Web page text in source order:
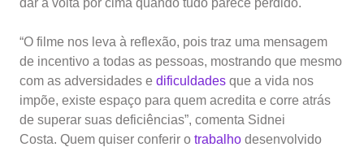
dar a volta por cima quando tudo parece perdido.
“O filme nos leva à reflexão, pois traz uma mensagem
de incentivo a todas as pessoas, mostrando que mesmo
com as adversidades e dificuldades que a vida nos
impõe, existe espaço para quem acredita e corre atrás
de superar suas deficiências”, comenta Sidnei
Costa. Quem quiser conferir o trabalho desenvolvido